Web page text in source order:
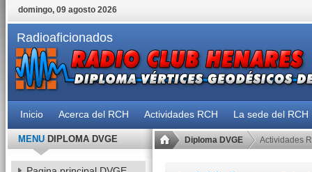
domingo, 09 agosto 2026
Radioaficionados
Inicio Acerca del RCH Actividades RCH La sede del RCH
Diploma DVGE Actividades
MENUDIPLOMA DVGE